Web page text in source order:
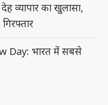
व्यापार का खुलासा,
Day: भारत में सबसे